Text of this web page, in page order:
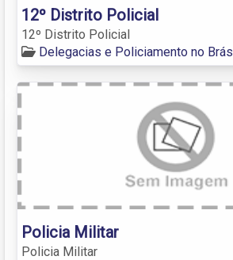
12º Distrito Policial
12º Distrito Policial
Delegacias e Policiamento no Brás
Policia Militar
Policia Militar